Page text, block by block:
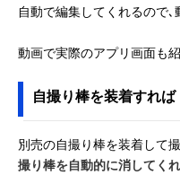
自動で編集してくれるので
動画で実際のアプリ画面も
自撮り棒を装着すれ
別売の自撮り棒を装着して
撮り棒を自動的に消してく